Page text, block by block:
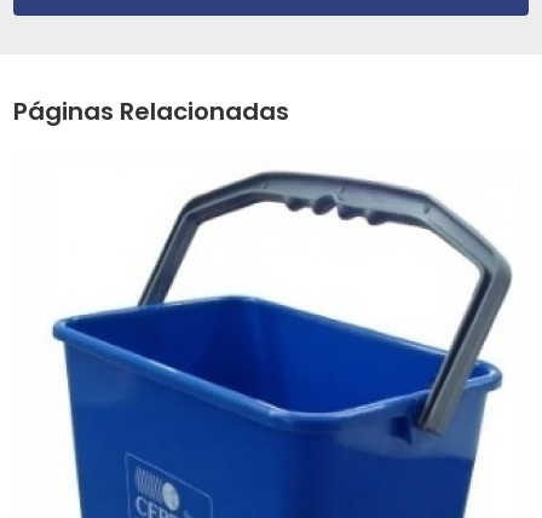
Páginas Relacionadas